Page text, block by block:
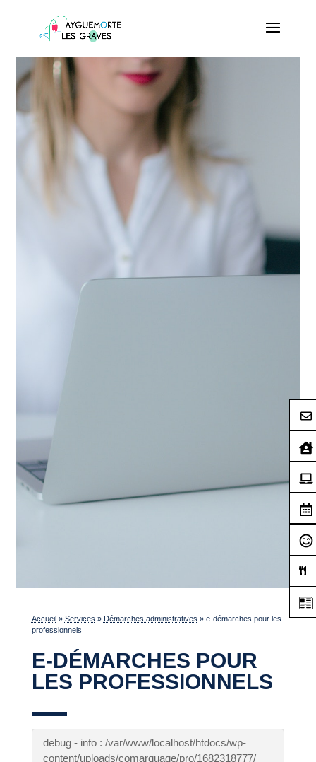
Accueil » Services » Démarches administratives » e-démarches pour les
professionnels
E-DÉMARCHES POUR
LES PROFESSIONNELS
debug - info : /var/www/localhost/htdocs/wp-
content/uploads/comarquage/pro/1682318777/